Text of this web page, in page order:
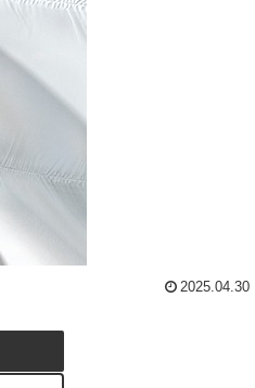
2025.04.30